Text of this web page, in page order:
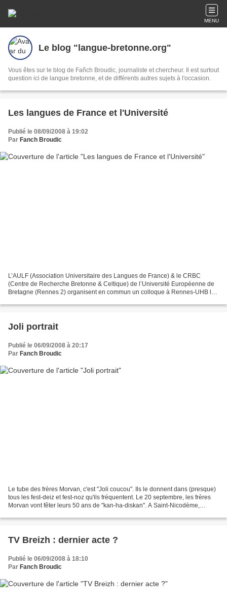
MENU
Le blog "langue-bretonne.org"
Vous êtes sur le blog de Fañch Broudic, journaliste et chercheur. Il est surtout
question ici de langue bretonne, et de différents autres sujets à l'occasion.
Les langues de France et l'Université
Publié le 08/09/2008 à 19:02
Par Fanch Broudic
L’AULF (Association Universitaire des Langues de France) & le CRBC
(Centre de Recherche Bretonne & Celtique) de l’Université Européenne de
Bretagne (Rennes 2) organisent en commun un colloque à Rennes-UHB les
Joli portrait
Publié le 06/09/2008 à 20:17
Par Fanch Broudic
Le tube des frères Morvan, c'est "Joli coucou". Ils le donnent dans (presque)
tous les fest-deiz et fest-noz qu'ils fréquentent. Le 20 septembre, les frères
Morvan vont fêter leurs 50 ans de "kan-ha-diskan". A Saint-Nicodème,
TV Breizh : dernier acte ?
Publié le 06/09/2008 à 18:10
Par Fanch Broudic